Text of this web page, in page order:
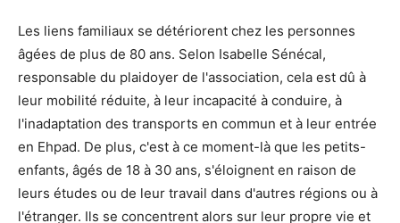
Les liens familiaux se détériorent chez les personnes
âgées de plus de 80 ans. Selon Isabelle Sénécal,
responsable du plaidoyer de l'association, cela est dû à
leur mobilité réduite, à leur incapacité à conduire, à
l'inadaptation des transports en commun et à leur entrée
en Ehpad. De plus, c'est à ce moment-là que les petits-
enfants, âgés de 18 à 30 ans, s'éloignent en raison de
leurs études ou de leur travail dans d'autres régions ou à
l'étranger. Ils se concentrent alors sur leur propre vie et